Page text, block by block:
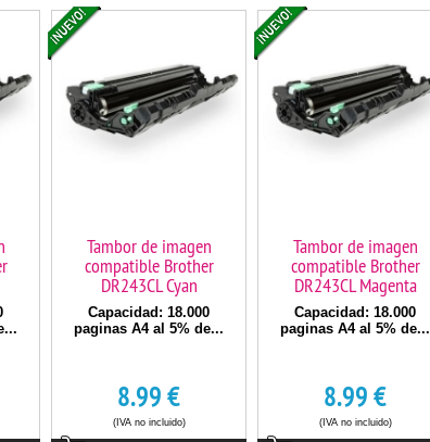
Tambor de imagen
compatible Brother
DR243CL Cyan
Capacidad: 18.000
paginas A4 al 5% de...
8.99€
(IVA no incluido)
Tambor de imagen
compatible Brother
DR243CL Magenta
Capacidad: 18.000
paginas A4 al 5% de...
8.99€
(IVA no incluido)